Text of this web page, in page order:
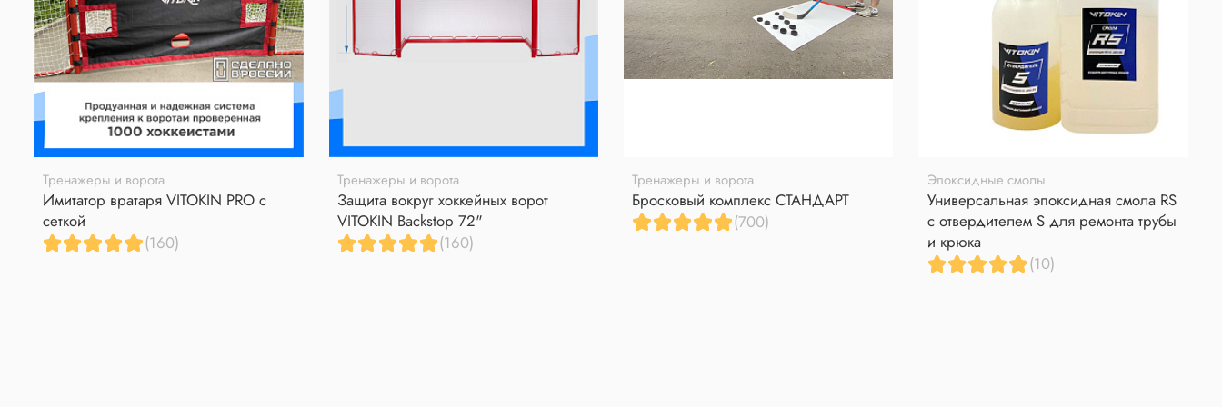
Тренажеры и ворота
Имитатор вратаря VITOKIN PRO с
сеткой
(160)
Тренажеры и ворота
Защита вокруг хоккейных ворот
VITOKIN Backstop 72"
(160)
Тренажеры и ворота
Бросковый комплекс СТАНДАРТ
(700)
Эпоксидные смолы
Универсальная эпоксидная смола RS
с отвердителем S для ремонта трубы
и крюка
(10)